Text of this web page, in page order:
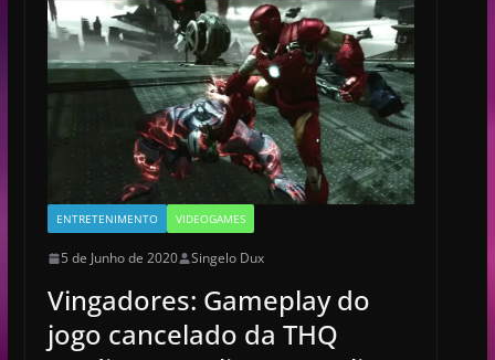
ENTRETENIMENTO VIDEOGAMES
5 de Junho de 2020 Singelo Dux
Vingadores: Gameplay do
jogo cancelado da THQ